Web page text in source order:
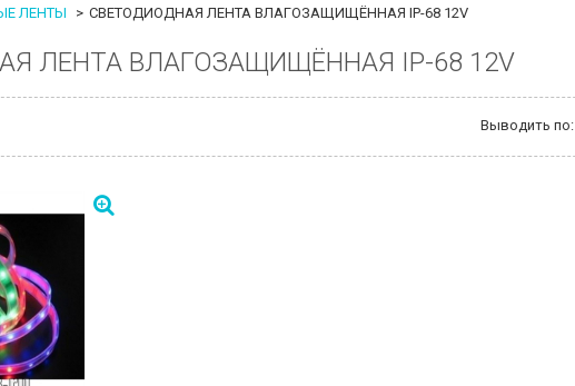
ЛЕНТЫ СВЕТОДИОДНАЯ ЛЕНТА ВЛАГОЗАЩИЩЁННАЯ IP-68 12V
ЛЕНТА ВЛАГОЗАЩИЩЁННАЯ IP-68 12V
Выводить по: